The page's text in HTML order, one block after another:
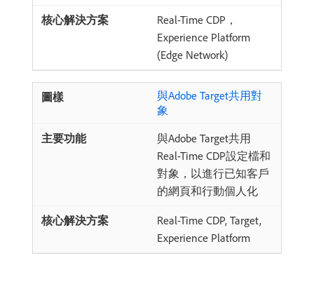
Real-Time CDP，
Experience Platform
(Edge Network)
與Adobe Target共用對
象
與Adobe Target共用
Real-Time CDP設定檔和
對象，以進行已知客戶
的網頁和行動個人化
Real-Time CDP, Target,
Experience Platform